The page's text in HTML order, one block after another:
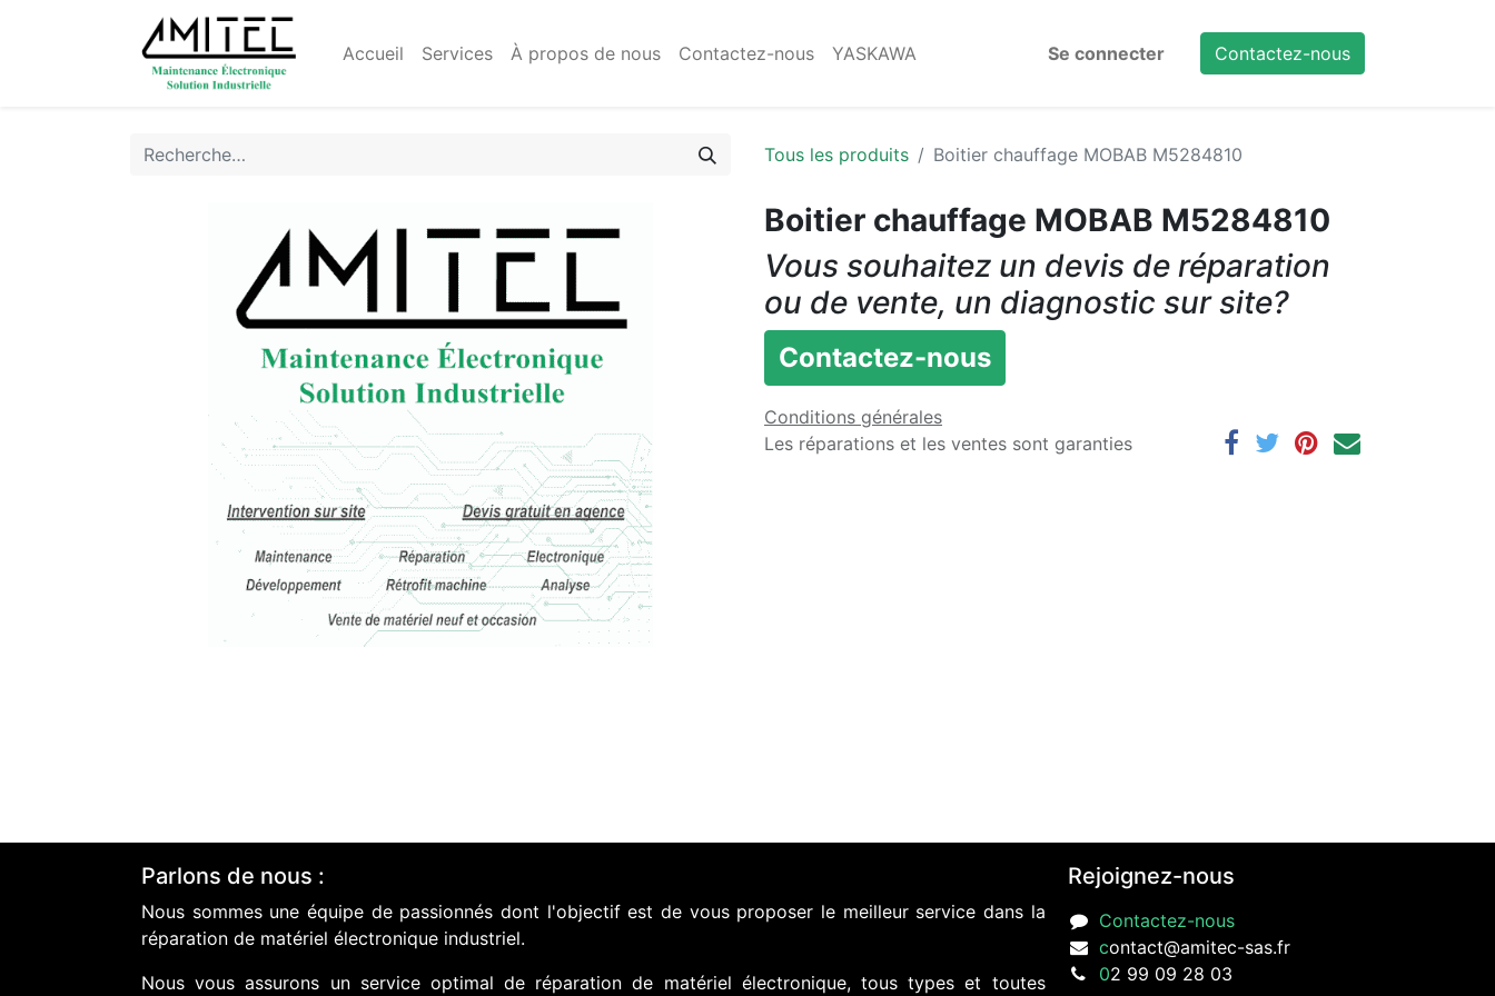
Accueil Services À propos de nous Contactez-nous YASKAWA Se connecter Contactez-nous
Tous les produits Boitier chauffage MOBAB M5284810
Boitier chauffage MOBAB M5284810
Vous souhaitez un devis de réparation
ou de vente, un diagnostic sur site?
Contactez-nous
Conditions générales
Les réparations et les ventes sont garanties
Parlons de nous :
Nous sommes une équipe de passionnés dont l'objectif est de vous proposer le meilleur service dans la
réparation de matériel électronique industriel.
Nous vous assurons un service optimal de réparation de matériel électronique, tous types et toutes
Rejoignez-nous
Contactez-nous
contact@amitec-sas.fr
02 99 09 28 03